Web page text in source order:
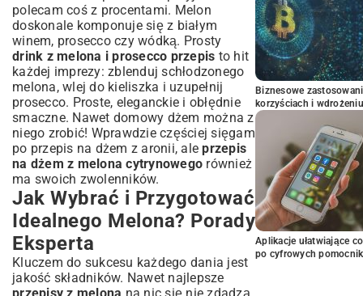
polecam coś z procentami. Melon
doskonale komponuje się z białym
winem, prosecco czy wódką. Prosty
drink z melona i prosecco przepis to hit
każdej imprezy: zblenduj schłodzonego
melona, wlej do kieliszka i uzupełnij
prosecco. Proste, eleganckie i obłędnie
smaczne. Nawet domowy dżem można z
niego zrobić! Wprawdzie częściej sięgam
po przepis na dżem z aronii, aleprzepis
na dżem z melona cytrynowego również
ma swoich zwolenników.
Jak Wybrać i Przygotować
Idealnego Melona? Porady
Eksperta
Kluczem do sukcesu każdego dania jest
jakość składników. Nawet najlepsze
Biznesowe
korzyściach i wdrożeniu
Aplikacje ułatwiające
po cyfrowych